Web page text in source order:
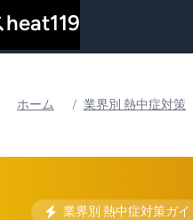
ホーム / 業界別 熱中症対策
業界別 熱中症対策ガイ